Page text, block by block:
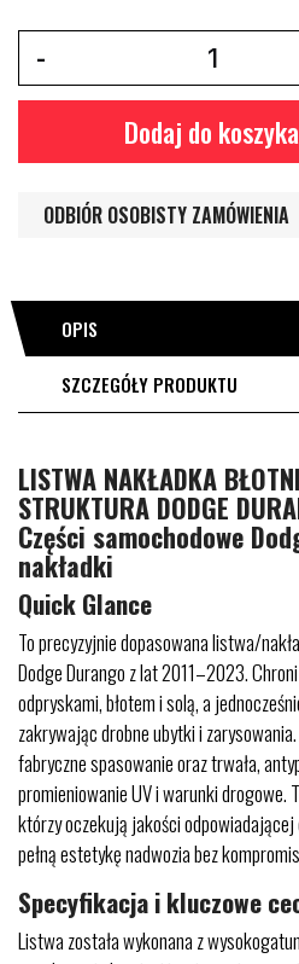
Dodaj do koszyka
ODBIÓR OSOBISTY ZAMÓWIENIA
OPIS
SZCZEGÓŁY PRODUKTU
LISTWA NAKŁADKA
STRUKTURA DODGE
Części samochodowe
nakładki
Quick Glance
To precyzyjnie dopasowana listwa/
Dodge Durango z lat 2011–2023.
odpryskami, błotem i solą, a
zakrywając drobne ubytki i
fabryczne spasowanie oraz trwała,
promieniowanie UV i warunki drogowe.
którzy oczekują jakości
pełną estetykę nadwozia bez
Specyfikacja i kluczowe
Listwa została wykonana z